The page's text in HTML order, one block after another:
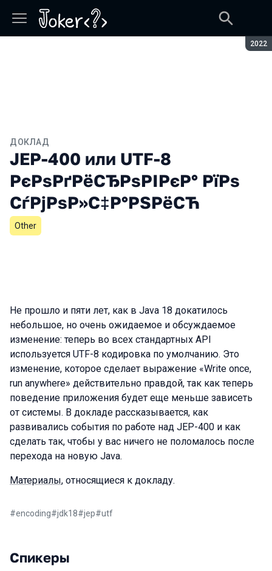
2022
ДОКЛАД
JEP-400 или UTF-8
РєРѕРґРёСЂРѕРІРєР° РїРѕ
СѓРјРѕР»С‡Р°РЅРёСЋ
Other
Не прошло и пяти лет, как в Java 18 докатилось
небольшое, но очень ожидаемое и обсуждаемое
изменение: теперь во всех стандартных API
используется UTF-8 кодировка по умолчанию. Это
изменение, которое сделает выражение «Write once,
run anywhere» действительно правдой, так как теперь
поведение приложения будет еще меньше зависеть
от системы. В докладе рассказывается, как
развивались события по работе над JEP-400 и как
сделать так, чтобы у вас ничего не поломалось после
перехода на новую Java.
Материалы, относящиеся к докладу.
#encoding#jdk18#jep#utf
Спикеры